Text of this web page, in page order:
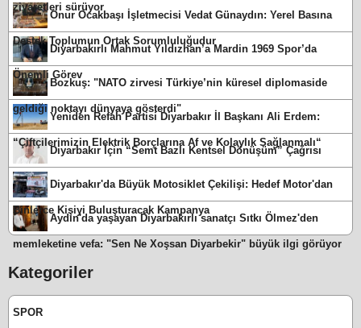
ziyaretleri sürüyor
Onur Ocakbaşı İşletmecisi Vedat Günaydın: Yerel Basına
Destek Toplumun Ortak Sorumluluğudur
Diyarbakırlı Mahmut Yıldızhan’a Mardin 1969 Spor’da
Önemli Görev
Bozkuş: "NATO zirvesi Türkiye’nin küresel diplomaside
geldiği noktayı dünyaya gösterdi"
Yeniden Refah Partisi Diyarbakır İl Başkanı Ali Erdem:
“Çiftçilerimizin Elektrik Borçlarına Af ve Kolaylık Sağlanmalı“
Diyarbakır İçin “Semt Bazlı Kentsel Dönüşüm” Çağrısı
Diyarbakır'da Büyük Motosiklet Çekilişi: Hedef Motor'dan
Binlerce Kişiyi Buluşturacak Kampanya
Aydın'da yaşayan Diyarbakırlı sanatçı Sıtkı Ölmez'den
memleketine vefa: "Sen Ne Xoşsan Diyarbekir" büyük ilgi görüyor
Kategoriler
SPOR